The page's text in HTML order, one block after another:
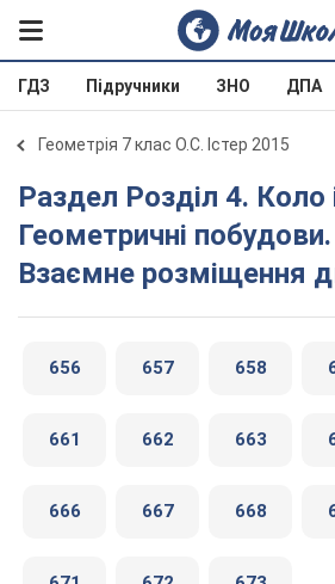
ГДЗ Підручники ЗНО ДПА
Геометрія 7 клас О.С. Істер 2015
Раздел Розділ 4. Коло і круг.
Геометричні
Взаємне розміщення
656 657 658
661 662 663
666 667 668